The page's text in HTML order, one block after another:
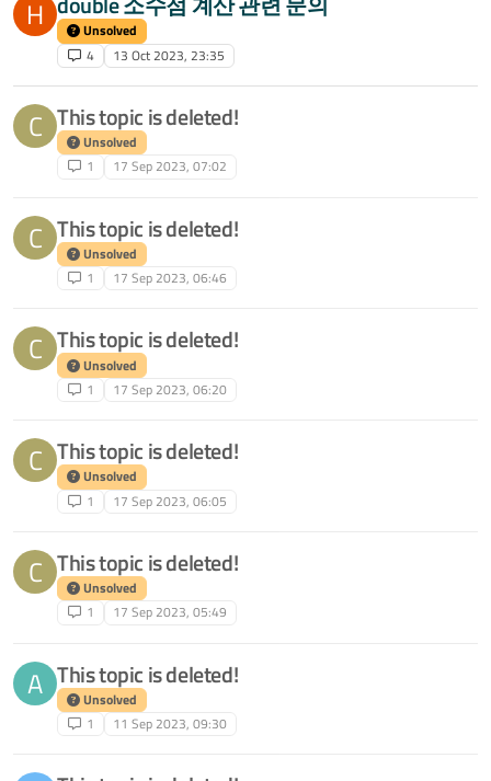
H
Unsolved
4
13 Oct 2023, 23:35
C This topic is deleted!
Unsolved
1
17 Sep 2023, 07:02
C This topic is deleted!
Unsolved
1
17 Sep 2023, 06:46
C This topic is deleted!
Unsolved
1
17 Sep 2023, 06:20
C This topic is deleted!
Unsolved
1
17 Sep 2023, 06:05
C This topic is deleted!
Unsolved
1
17 Sep 2023, 05:49
A This topic is deleted!
Unsolved
1
11 Sep 2023, 09:30